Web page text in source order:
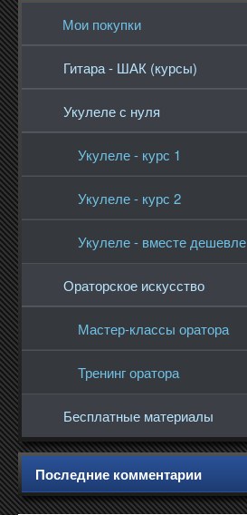
Мои покупки
Гитара - ШАК (курсы)
Укулеле с нуля
Укулеле - курс 1
Укулеле - курс 2
Укулеле - вместе дешевле
Ораторское искусство
Мастер-классы оратора
Тренинг оратора
Бесплатные материалы
Последние комментарии